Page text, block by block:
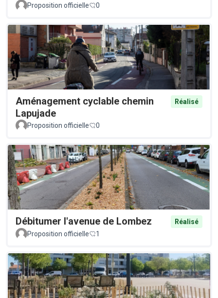
Proposition officielle 0
Aménagement cyclable chemin
Lapujade
Réalisé
Proposition officielle 0
Débitumer l'avenue de Lombez
Réalisé
Proposition officielle
1